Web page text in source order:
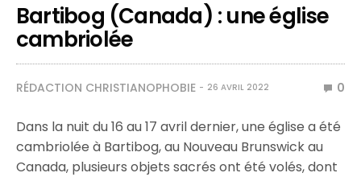
Bartibog (Canada) : une église
cambriolée
RÉDACTION CHRISTIANOPHOBIE 26 AVRIL 2022 0
Dans la nuit du 16 au 17 avril dernier, une église a été
cambriolée à Bartibog, au Nouveau Brunswick au
Canada, plusieurs objets sacrés ont été volés, dont